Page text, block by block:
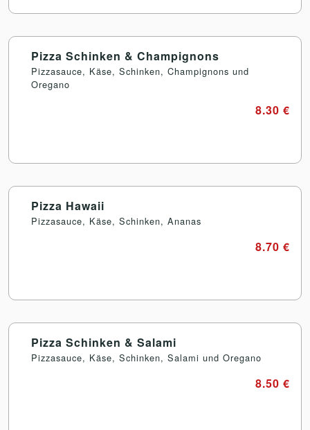
Pizza Schinken & Champignons
Pizzasauce, Käse, Schinken, Champignons und
Oregano
8.30 €
Pizza Hawaii
Pizzasauce, Käse, Schinken, Ananas
8.70 €
Pizza Schinken & Salami
Pizzasauce, Käse, Schinken, Salami und Oregano
8.50 €